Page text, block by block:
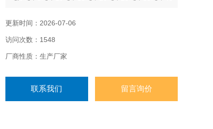
更新时间：2026-07-06
访问次数：1548
厂商性质：生产厂家
联系我们 留言询价